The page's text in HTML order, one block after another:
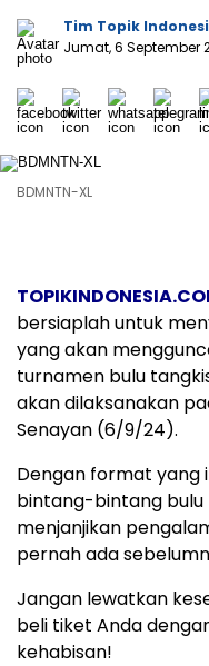
Tim Topik
Jumat, 6 September
BDMNTN-XL
bersiaplah untuk
yang akan
turnamen bulu
akan dilaksanakan
Senayan (6/9/24).
Dengan format yang
bintang-bintang bulu
menjanjikan
pernah ada
Jangan lewatkan
beli tiket Anda
kehabisan!